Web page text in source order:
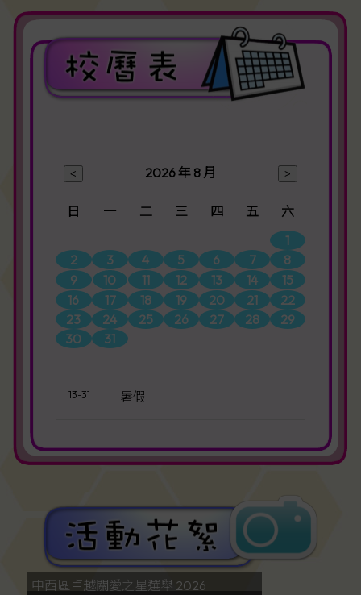
2026 年 8 月
日 一 二 三 四 五
六
1
2
3 4 5 6 7
8
9
10 11 12 13 14
15
16
17 18 19 20 21
22
23
24 25 26 27 28
29
30
31
13-31 暑假
中西區卓越關愛之星選舉 2026